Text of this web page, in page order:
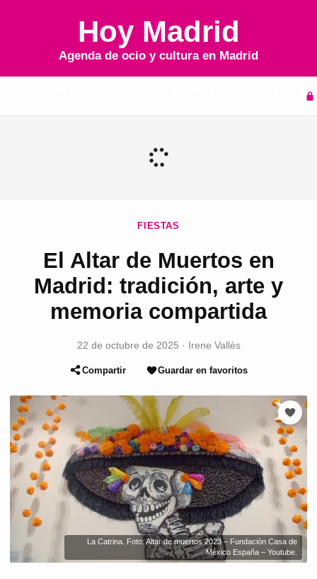
Hoy Madrid
Agenda de ocio y cultura en Madrid
FIESTAS
El Altar de Muertos en
Madrid: tradición, arte y
memoria compartida
22 de octubre de 2025 · Irene Vallès
Compartir Guardar en favoritos
La Catrina. Foto: Altar de muertos 2023 – Fundación Casa de
México España – Youtube.